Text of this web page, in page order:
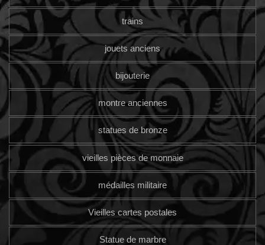
trains
jouets anciens
bijouterie
montre anciennes
statues de bronze
vieilles pièces de monnaie
médailles militaire
Vieilles cartes postales
Statue de marbre